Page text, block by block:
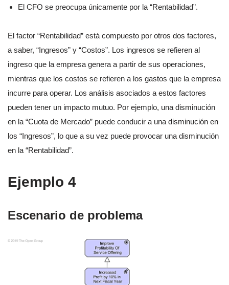
El CFO se preocupa únicamente por la “Rentabilidad”.
El factor “Rentabilidad” está compuesto por otros dos factores,
a saber, “Ingresos” y “Costos”. Los ingresos se refieren al
ingreso que la empresa genera a partir de sus operaciones,
mientras que los costos se refieren a los gastos que la empresa
incurre para operar. Los análisis asociados a estos factores
pueden tener un impacto mutuo. Por ejemplo, una disminución
en la “Cuota de Mercado” puede conducir a una disminución en
los “Ingresos”, lo que a su vez puede provocar una disminución
en la “Rentabilidad”.
Ejemplo 4
Escenario de problema